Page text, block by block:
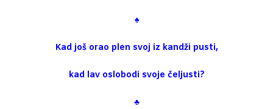
♠
Kad još orao plen svoj iz kandži pusti,
kad lav oslobodi svoje čeljusti?
♣